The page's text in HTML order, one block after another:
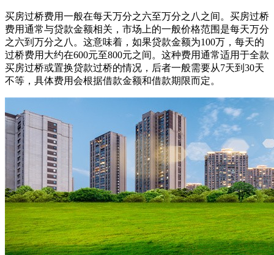
买房过桥费用一般在每天万分之六至万分之八之间。买房过桥
费用通常与贷款金额相关，市场上的一般价格范围是每天万分
之六到万分之八。这意味着，如果贷款金额为100万，每天的
过桥费用大约在600元至800元之间。这种费用通常适用于全款
买房过桥或置换贷款过桥的情况，后者一般需要从7天到30天
不等，具体费用会根据借款金额和借款期限而定。